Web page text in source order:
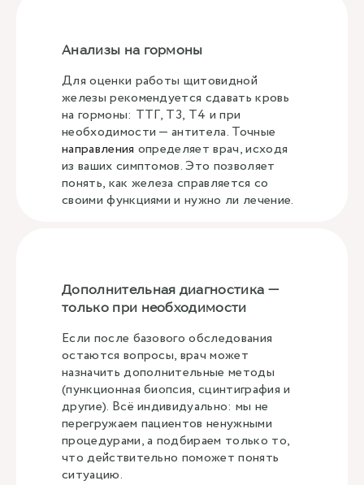
Анализы на гормоны
Для оценки работы щитовидной
железы рекомендуется сдавать кровь
на гормоны: ТТГ, Т3, Т4 и при
необходимости — антитела. Точные
направления определяет врач, исходя
из ваших симптомов. Это позволяет
понять, как железа справляется со
своими функциями и нужно ли лечение.
Дополнительная диагностика —
только при необходимости
Если после базового обследования
остаются вопросы, врач может
назначить дополнительные методы
(пункционная биопсия, сцинтиграфия и
другие). Всё индивидуально: мы не
перегружаем пациентов ненужными
процедурами, а подбираем только то,
что действительно поможет понять
ситуацию.